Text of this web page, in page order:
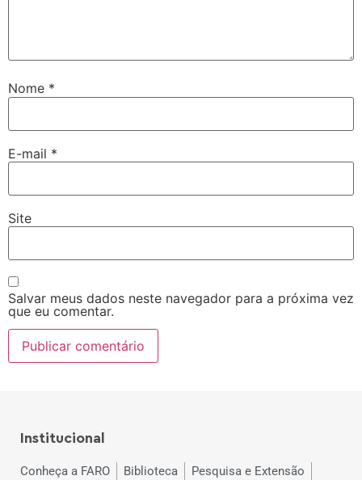
Nome *
E-mail *
Site
Salvar meus dados neste navegador para a próxima vez
que eu comentar.
Institucional
Conheça a FARO Biblioteca
Pesquisa e Extensão